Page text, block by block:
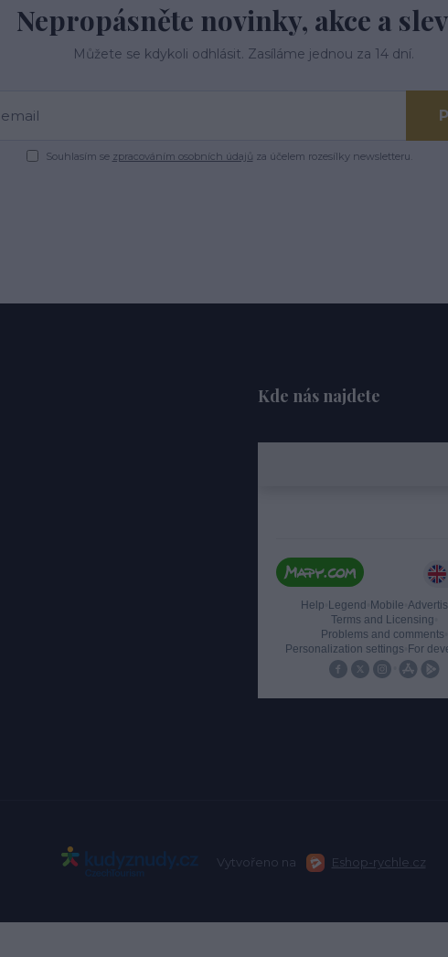
Nepropásněte novinky, akce a
Můžete se kdykoli odhlásit. Zasíláme jednou za 14 dní.
Souhlasím se zpracováním osobních údajů za účelem rozesílky newsletteru.
Kde nás najdete
Vytvořeno na Eshop-rychle.cz